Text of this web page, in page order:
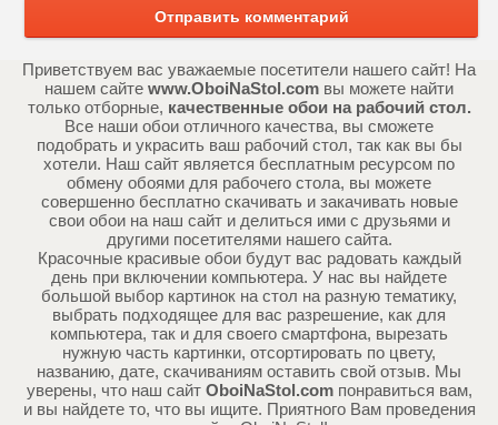
Отправить комментарий
Приветствуем вас уважаемые посетители нашего сайт! На
нашем сайте www.OboiNaStol.com вы можете найти
только отборные, качественные обои на рабочий стол.
Все наши обои отличного качества, вы сможете
подобрать и украсить ваш рабочий стол, так как вы бы
хотели. Наш сайт является бесплатным ресурсом по
обмену обоями для рабочего стола, вы можете
совершенно бесплатно скачивать и закачивать новые
свои обои на наш сайт и делиться ими с друзьями и
другими посетителями нашего сайта.
Красочные красивые обои будут вас радовать каждый
день при включении компьютера. У нас вы найдете
большой выбор картинок на стол на разную тематику,
выбрать подходящее для вас разрешение, как для
компьютера, так и для своего смартфона, вырезать
нужную часть картинки, отсортировать по цвету,
названию, дате, скачиваниям оставить свой отзыв. Мы
уверены, что наш сайт OboiNaStol.comпонравиться вам,
и вы найдете то, что вы ищите. Приятного Вам проведения